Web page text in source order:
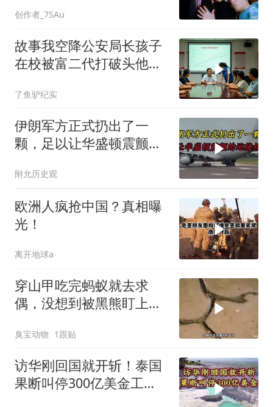
创作者_7SAu
故事我空降公安局长孩子
在校被富二代打破头他爹
了鱼驴纪实
伊朗军方正式扔出了一
颗，足以让华盛顿震颤的
附允历史观
欧洲人疯抢中国？真相曝
光！
离开地球a
穿山甲吃完蚂蚁就去求
偶，没想到被黑熊盯上
臭宝动物 1跟贴
访华刚回国就开斩！泰国
果断叫停300亿美金工